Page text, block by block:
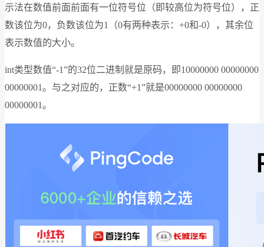
示法在数值前面前面有一位符号位（即较高位为符号位），正
数该位为0，负数该位为1（0有两种表示：+0和-0），其余位
表示数值的大小。
int类型数值“-1”的32位二进制就是原码，即10000000 00000000
00000001。与之对应的，正数“+1”就是00000000 00000000
00000001。